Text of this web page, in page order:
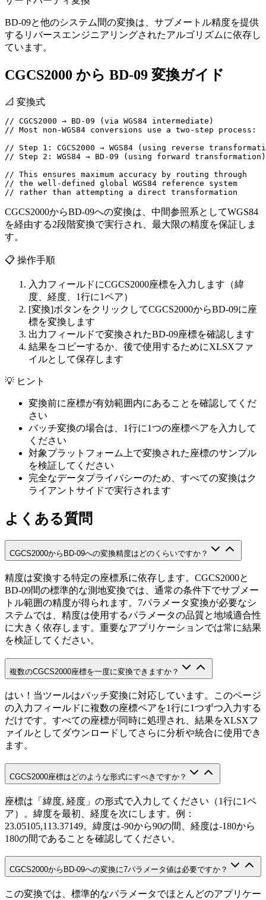
BD-09と他のシステム間の変換は、サブメートル精度を提供
するリバースエンジニアリングされたアルゴリズムに依存し
ています。
CGCS2000 から BD-09 変換ガイド
📐 変換式
// CGCS2000 → BD-09 (via WGS84 intermediate)
// Most non-WGS84 conversions use a two-step process:
// Step 1: CGCS2000 → WGS84 (using reverse
// Step 2: WGS84 → BD-09 (using forward transformation)
// This ensures maximum accuracy by routing through
// the well-defined global WGS84 reference system
// rather than attempting a direct transformation
CGCS2000からBD-09への変換は、中間参照系としてWGS84
を経由する2段階変換で実行され、最大限の精度を保証しま
す。
📋 操作手順
入力フィールドにCGCS2000座標を入力します（緯
度、経度、1行に1ペア）
[変換]ボタンをクリックしてCGCS2000からBD-09に座
標を変換します
出力フィールドで変換されたBD-09座標を確認します
結果をコピーするか、後で使用するためにXLSXファ
イルとして保存します
💡 ヒント
変換前に座標が有効範囲内にあることを確認してくだ
さい
バッチ変換の場合は、1行に1つの座標ペアを入力して
ください
対象プラットフォーム上で変換された座標のサンプル
を検証してください
完全なデータプライバシーのため、すべての変換はク
ライアントサイドで実行されます
よくある質問
CGCS2000からBD-09への変換精度はどのくらいですか？
精度は変換する特定の座標系に依存します。CGCS2000と
BD-09間の標準的な測地変換では、通常の条件下でサブメー
トル範囲の精度が得られます。7パラメータ変換が必要なシ
ステムでは、精度は使用するパラメータの品質と地域適合性
に大きく依存します。重要なアプリケーションでは常に結果
を検証してください。
複数のCGCS2000座標を一度に変換できますか？
はい！当ツールはバッチ変換に対応しています。このページ
の入力フィールドに複数の座標ペアを1行に1つずつ入力する
だけです。すべての座標が同時に処理され、結果をXLSXフ
ァイルとしてダウンロードしてさらに分析や統合に使用でき
ます。
CGCS2000座標はどのような形式にすべきですか？
座標は「緯度, 経度」の形式で入力してください（1行に1ペ
ア）。緯度を最初、経度を次にします。例：
23.05105,113.37149。緯度は-90から90の間、経度は-180から
180の間であることを確認してください。
CGCS2000からBD-09への変換に7パラメータ値は必要ですか？
この変換では、標準的なパラメータでほとんどのアプリケー